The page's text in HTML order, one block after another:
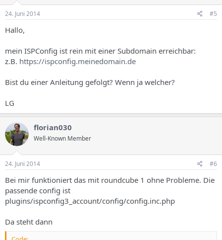
24. Juni 2014 #5
Hallo,
mein ISPConfig ist rein mit einer Subdomain erreichbar:
z.B. https://ispconfig.meinedomain.de
Bist du einer Anleitung gefolgt? Wenn ja welcher?
LG
florian030
Well-Known Member
24. Juni 2014 #6
Bei mir funktioniert das mit roundcube 1 ohne Probleme. Die
passende config ist
plugins/ispconfig3_account/config/config.inc.php
Da steht dann